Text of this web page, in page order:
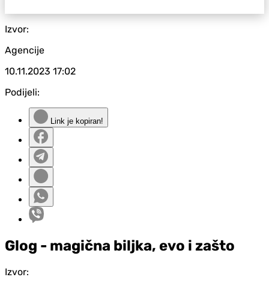
Izvor:
Agencije
10.11.2023 17:02
Podijeli:
Link je kopiran!
Glog - magična biljka, evo i zašto
Izvor: